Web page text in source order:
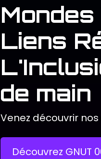
Liens
de main
Venez découvrir
Découvrez GNUT